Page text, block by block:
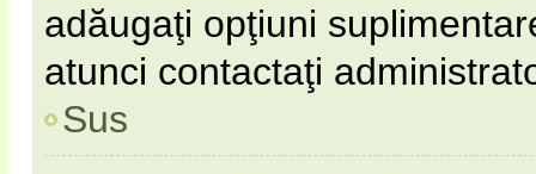
adăugaţi opţiuni
atunci contactaţi
Sus